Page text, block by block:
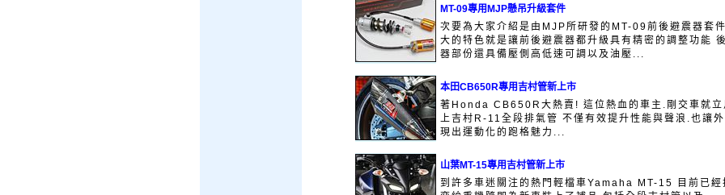
MT-09專用MJP懸吊升級套件
次要為大家介紹是由MJP所研發的MT-09前後避震器套
大的特色就是讓前後避震器都升級具有精密的調整功能
器部份還具備壓側高低速可調以及油壓...
本田CB650R專用吉村管新上市
著Honda CB650R大熱賣! 這位熱血的車主.剛交車就立
上吉村R-11全段排氣管 不僅有效提升性能與聲浪.也讓
現出運動化的跑格魅力...
山葉MT-15專用吉村管新上市
到許多車迷關注的熱門輕檔車Yamaha MT-15 目前已經